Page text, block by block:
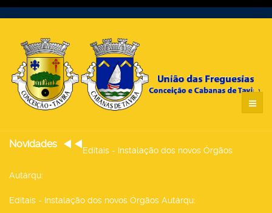
Novidades
Editais - Instalação dos novos Órgãos
Autárqu:
Editais - Instalação dos novos Órgãos Autárqu: